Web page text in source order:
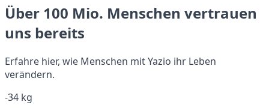
Über 100 Mio. Menschen vertrauen
uns bereits
Erfahre hier, wie Menschen mit Yazio ihr Leben
verändern.
-34 kg